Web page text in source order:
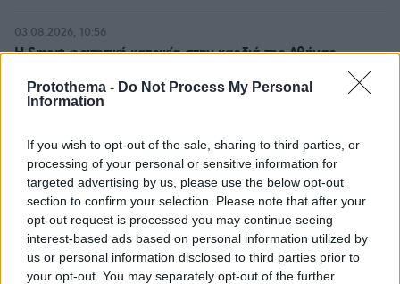
Protothema - Do Not Process My Personal
Information
If you wish to opt-out of the sale, sharing to third parties, or
processing of your personal or sensitive information for
targeted advertising by us, please use the below opt-out
section to confirm your selection. Please note that after your
opt-out request is processed you may continue seeing
interest-based ads based on personal information utilized by
us or personal information disclosed to third parties prior to
your opt-out. You may separately opt-out of the further
Η Smart φοιτητική κατοικία στην καρδιά της Αθήνας
03.08.2026, 10:56
29.07.2026, 09:39
ΣΧΟΛΙΑ(10)
ΠΡΟΣΘΗΚΗ ΣΧΟΛΙΟΥ
@